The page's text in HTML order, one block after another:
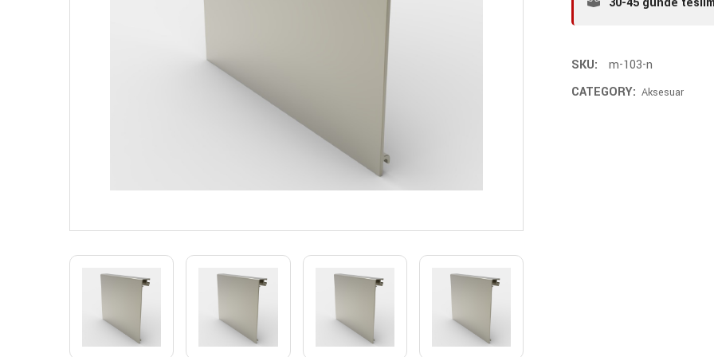
SKU:
m-103-n
CATEGORY: Aksesuar